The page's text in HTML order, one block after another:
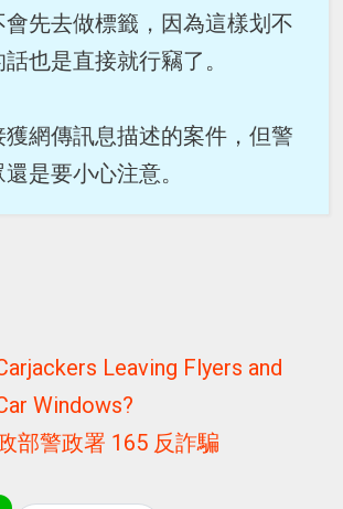
先去做標籤，因為這樣划不
也是直接就行竊了。
網傳訊息描述的案件，但警
是要小心注意。
Leaving Flyers and
Windows?
部警政署 165 反詐騙